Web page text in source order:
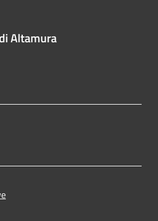
Altamura